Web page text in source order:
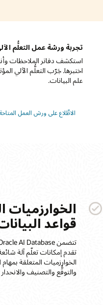
تجربة ورشة عمل التعلُّم
استكشف دفاتر الملاحظات
علم البيانات.
الاطِّلاع على ورش العمل المتاحة
قواعد
الخوارزميات المتعلقة
والتوقُّع والتصنيف